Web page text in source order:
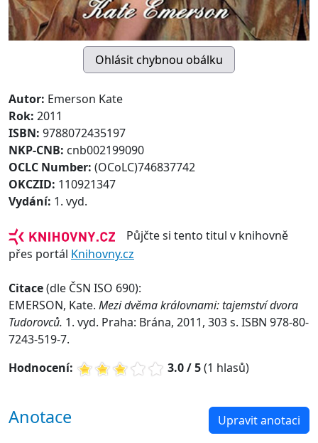
Autor: Emerson Kate
Rok: 2011
ISBN: 9788072435197
NKP-CNB: cnb002199090
OCLC Number: (OCoLC)746837742
OKCZID: 110921347
Vydání: 1. vyd.
Půjčte si tento titul v knihovně
přes portál Knihovny.cz
Citace(dle ČSN ISO 690):
EMERSON, Kate. Mezi dvěma královnami: tajemství dvora
Tudorovců. 1. vyd. Praha: Brána, 2011, 303 s. ISBN 978-80-
7243-519-7.
Hodnocení:
3.0 / 5(1 hlasů)
Anotace Upravit anotaci